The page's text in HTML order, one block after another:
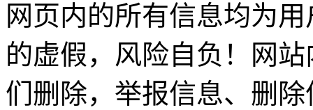
网页内的所有信息均为
的虚假，风险自负！网
们删除，举报信息、删